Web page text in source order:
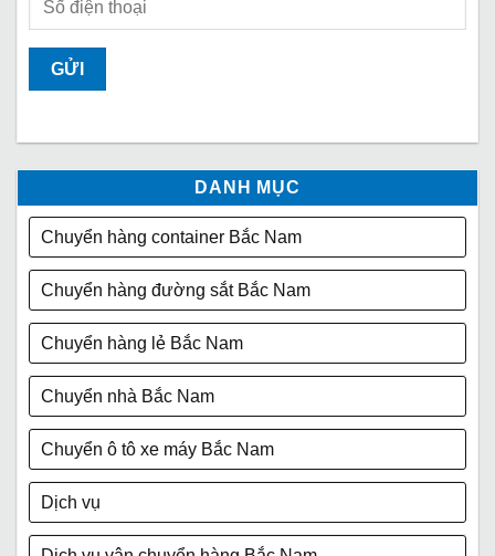
DANH MỤC
Chuyển hàng container Bắc Nam
Chuyển hàng đường sắt Bắc Nam
Chuyển hàng lẻ Bắc Nam
Chuyển nhà Bắc Nam
Chuyển ô tô xe máy Bắc Nam
Dịch vụ